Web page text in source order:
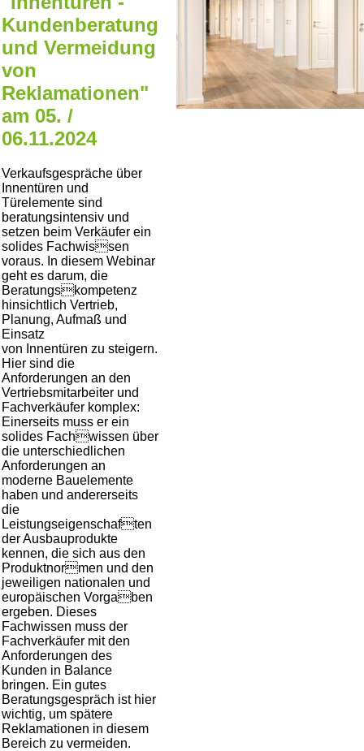
Kundenberatung
und Vermeidung
von
Reklamationen"
am 05. /
06.11.2024
Verkaufsgespräche über
Innentüren und
Türelemente sind
beratungsintensiv und
setzen beim Verkäufer ein
solides Fachwissen
voraus. In diesem Webinar
geht es darum, die
Beratungskompetenz
hinsichtlich Vertrieb,
Planung, Aufmaß und
Einsatz
von Innentüren zu steigern.
Hier sind die
Anforderungen an den
Vertriebsmitarbeiter und
Fachverkäufer komplex:
Einerseits muss er ein
solides Fachwissen über
die unterschiedlichen
Anforderungen an
moderne Bauelemente
haben und andererseits
die
Leistungseigenschaften
der Ausbauprodukte
kennen, die sich aus den
Produktnormen und den
jeweiligen nationalen und
europäischen Vorgaben
ergeben. Dieses
Fachwissen muss der
Fachverkäufer mit den
Anforderungen des
Kunden in Balance
bringen. Ein gutes
Beratungsgespräch ist hier
wichtig, um spätere
Reklamationen in diesem
Bereich zu vermeiden.